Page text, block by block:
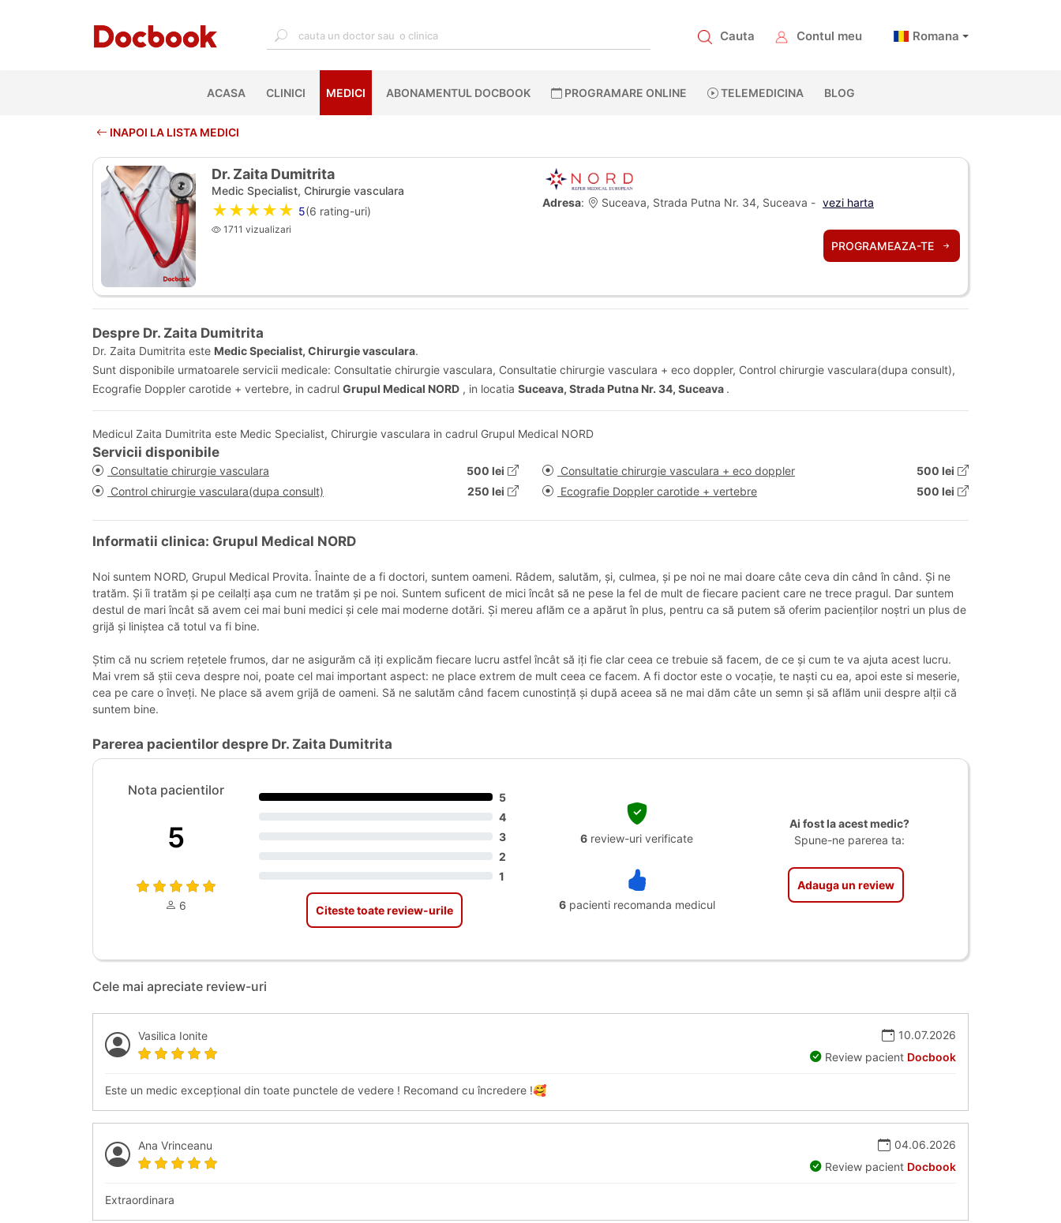
Cauta Contul meu Romana
ACASA(CURRENT)
CLINICI MEDICI ABONAMENTUL DOCBOOK PROGRAMARE ONLINE TELEMEDICINA BLOG
INAPOI LA LISTA MEDICI
Dr. Zaita Dumitrita
Medic Specialist, Chirurgie vasculara
★★★★★ 5(6 rating-uri)
1711 vizualizari
Adresa: Suceava, Strada Putna Nr. 34, Suceava - vezi harta
PROGRAMEAZA-TE
Despre Dr. Zaita Dumitrita
Dr. Zaita Dumitrita este Medic Specialist, Chirurgie vasculara.
Sunt disponibile urmatoarele servicii medicale: Consultatie chirurgie vasculara, Consultatie chirurgie vasculara + eco doppler, Control chirurgie vasculara(dupa consult),
Ecografie Doppler carotide + vertebre, in cadrul Grupul Medical NORD , in locatia Suceava, Strada Putna Nr. 34, Suceava .
Medicul Zaita Dumitrita este Medic Specialist, Chirurgie vasculara in cadrul Grupul Medical NORD
Servicii disponibile
Consultatie chirurgie vasculara 500 lei Consultatie chirurgie vasculara + eco doppler
500 lei
Control chirurgie vasculara(dupa consult)
250 lei Ecografie Doppler carotide + vertebre 500 lei
Informatii clinica: Grupul Medical NORD
Noi suntem NORD, Grupul Medical Provita. Înainte de a fi doctori, suntem oameni. Râdem, salutăm, și, culmea, și pe noi ne mai doare câte ceva din când în când. Și ne
tratăm. Și îi tratăm și pe ceilalți așa cum ne tratăm și pe noi. Suntem suficent de mici încât să ne pese la fel de mult de fiecare pacient care ne trece pragul. Dar suntem
destul de mari încât să avem cei mai buni medici și cele mai moderne dotări. Și mereu aflăm ce a apărut în plus, pentru ca să putem să oferim pacienților noștri un plus de
grijă și liniștea că totul va fi bine.
Știm că nu scriem rețetele frumos, dar ne asigurăm că iți explicăm fiecare lucru astfel încât să iți fie clar ceea ce trebuie să facem, de ce și cum te va ajuta acest lucru.
Mai vrem să știi ceva despre noi, poate cel mai important aspect: ne place extrem de mult ceea ce facem. A fi doctor este o vocație, te naști cu ea, apoi este si meserie,
cea pe care o înveți. Ne place să avem grijă de oameni. Să ne salutăm când facem cunostință și după aceea să ne mai dăm câte un semn și să aflăm unii despre alții că
suntem bine.
Parerea pacientilor despre Dr. Zaita Dumitrita
Nota pacientilor
5
6
5
4
3
2
1
Citeste toate review-urile
6 review-uri verificate
6pacienti recomanda medicul
Ai fost la acest medic?
Spune-ne parerea ta:
Adauga un review
Cele mai apreciate review-uri
Vasilica Ionite
10.07.2026
Review pacient Docbook
Este un medic excepțional din toate punctele de vedere ! Recomand cu încredere !🥰
Ana Vrinceanu
04.06.2026
Review pacient Docbook
Extraordinara